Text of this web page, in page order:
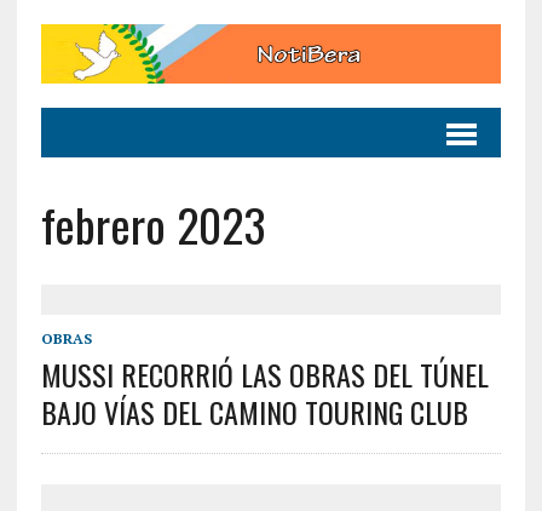
febrero 2023
OBRAS
MUSSI RECORRIÓ LAS OBRAS DEL TÚNEL
BAJO VÍAS DEL CAMINO TOURING CLUB